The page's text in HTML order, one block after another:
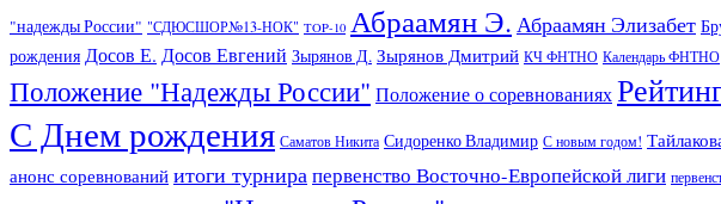
"надежды России" "СДЮСШОР№13-НОК" TOP-10 Абраамян Э. Абраамян Элизабет
рождения Досов Е. Досов Евгений Зырянов Д. Зырянов Дмитрий КЧ ФНТНО Календарь ФНТНО
Положение "Надежды России" Положение о соревнованиях
С Днем рождения Саматов Никита Сидоренко Владимир С новым годом!
анонс соревнований итоги турнирапервенство Восточно-Европейской лиги